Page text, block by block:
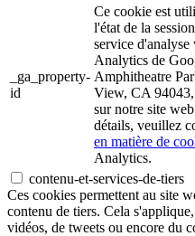
_ga_property-
id
Ce cookie est
l'état de la
service
Analytics de
Amphitheatre
View, CA
sur notre site
détails, veuillez
en matière de
Analytics.
contenu-et-services-de-tiers
Ces cookies permettent au site
contenu de tiers. Cela
vidéos, de tweets ou encore du